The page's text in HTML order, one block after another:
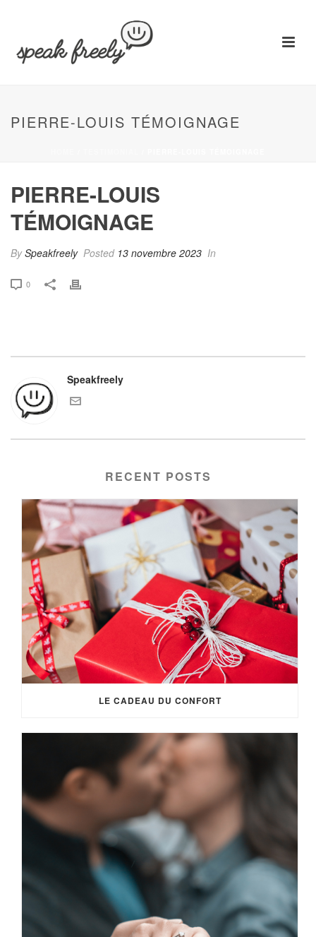
PIERRE-LOUIS TÉMOIGNAGE
PIERRE-LOUIS
TÉMOIGNAGE
BySpeakfreely Posted 13 novembre 2023 In
0
Speakfreely
RECENT POSTS
LE CADEAU DU CONFORT